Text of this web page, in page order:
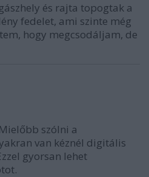
és rajta topogtak a
fedelet, ami szinte még
hogy megcsodáljam, de
szólni a
van kéznél digitális
gyorsan lehet